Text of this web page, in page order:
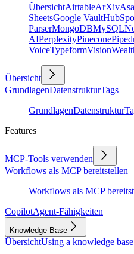
ÜbersichtAirtableArXiv
SheetsGoogle Vault
ParserMongoDBMySQL
AIPerplexityPinecone
VoiceTypeformVision
Übersicht
GrundlagenDatenstrukturTags
GrundlagenDatenstruktur
Features
MCP-Tools verwenden
Workflows als MCP bereitstellen
Workflows als MCP
CopilotAgent-Fähigkeiten
Knowledge Base
ÜbersichtUsing a knowledge